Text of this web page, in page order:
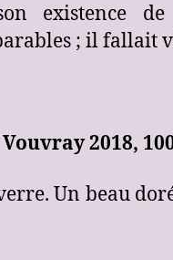
existence de
; il fallait
2018,
Un beau